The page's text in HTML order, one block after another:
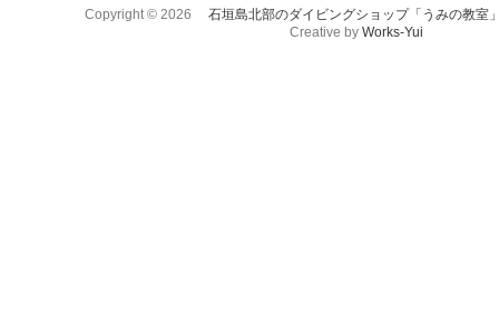
Copyright © 2026
石垣島北部のダイビングショップ「うみの教室
Creative by Works-Yui